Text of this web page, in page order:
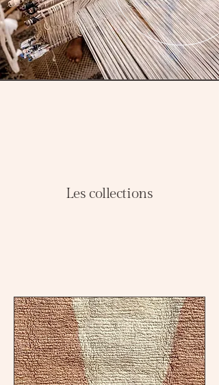
Les collections